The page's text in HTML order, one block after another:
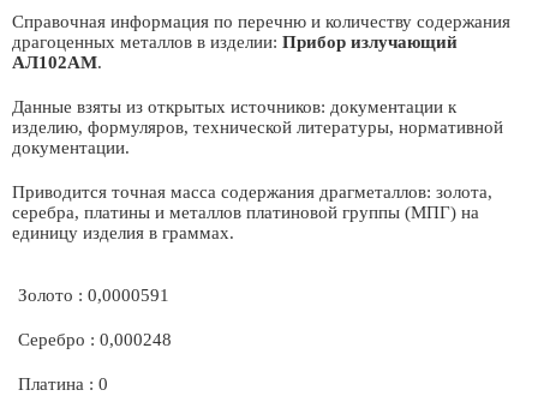
Справочная информация по перечню и количеству содержания
драгоценных металлов в изделии: Прибор излучающий
АЛ102АМ.
Данные взяты из открытых источников: документации к
изделию, формуляров, технической литературы, нормативной
документации.
Приводится точная масса содержания драгметаллов: золота,
серебра, платины и металлов платиновой группы (МПГ) на
единицу изделия в граммах.
Золото : 0,0000591
Серебро : 0,000248
Платина : 0